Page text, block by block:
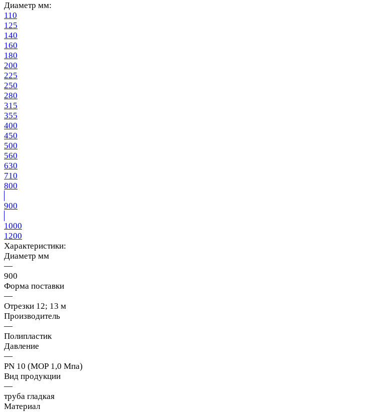
Диаметр мм:
110
125
140
160
180
200
225
250
280
315
355
400
450
500
560
630
710
800
900
1000
1200
Характеристики:
Диаметр мм
—
900
Форма поставки
—
Отрезки 12; 13 м
Производитель
—
Полипластик
Давление
—
PN 10 (МОР 1,0 Мпа)
Вид продукции
—
труба гладкая
Материал